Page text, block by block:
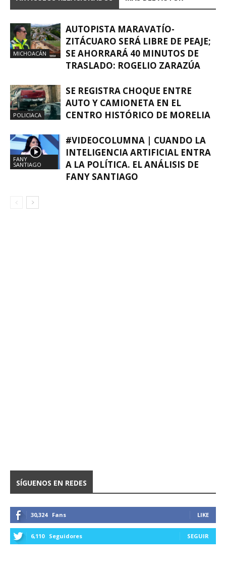
MICHOACÁN
AUTOPISTA MARAVATÍO-
ZITÁCUARO SERÁ LIBRE DE PEAJE;
SE AHORRARÁ 40 MINUTOS DE
TRASLADO: ROGELIO ZARAZÚA
POLICIACA
SE REGISTRA CHOQUE ENTRE
AUTO Y CAMIONETA EN EL
CENTRO HISTÓRICO DE MORELIA
FANY
SANTIAGO
#VIDEOCOLUMNA | CUANDO LA
INTELIGENCIA ARTIFICIAL ENTRA
A LA POLÍTICA. EL ANÁLISIS DE
FANY SANTIAGO
SÍGUENOS EN REDES
30,324 Fans LIKE
6,110 Seguidores SEGUIR